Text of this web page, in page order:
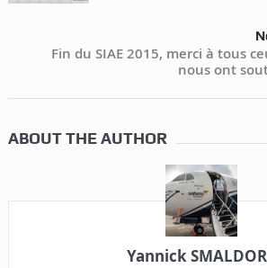
Fin du SIAE 2015, merci à tous
nous ont
ABOUT THE AUTHOR
Yannick